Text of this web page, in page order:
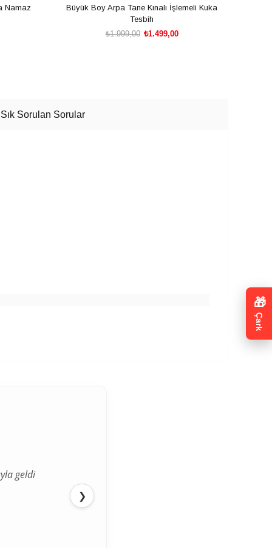
Namaz
Büyük Boy Arpa Tane Kınalı İşlemeli Kuka
Tesbih
₺1.499,00
₺1.999,00
Sık Sorulan Sorular
geldi
❯
🎁
Çark